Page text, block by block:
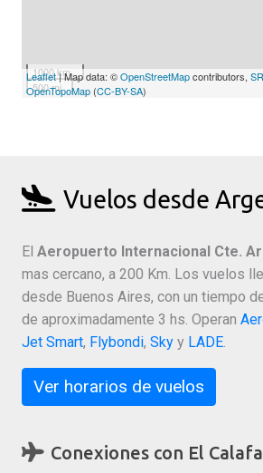
1000 km
500 mi
Leaflet| Map data: ©OpenStreetMapcontributors,
OpenTopoMap (CC-BY-SA)
Vuelos desde
El Aeropuerto Internacional Cte.
mas cercano, a 200 Km. Los vuelos
desde Buenos Aires, con un tiempo
de aproximadamente 3 hs. Operan
Jet Smart, Flybondi, Sky y LADE.
Ver horarios de vuelos
Conexiones con El